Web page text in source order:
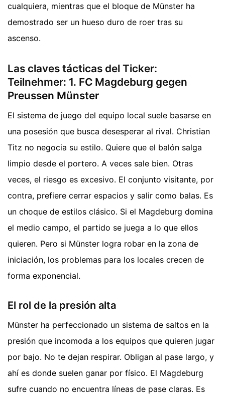
cualquiera, mientras que el bloque de Münster ha
demostrado ser un hueso duro de roer tras su
ascenso.
Las claves tácticas del Ticker:
Teilnehmer: 1. FC Magdeburg gegen
Preussen Münster
El sistema de juego del equipo local suele basarse en
una posesión que busca desesperar al rival. Christian
Titz no negocia su estilo. Quiere que el balón salga
limpio desde el portero. A veces sale bien. Otras
veces, el riesgo es excesivo. El conjunto visitante, por
contra, prefiere cerrar espacios y salir como balas. Es
un choque de estilos clásico. Si el Magdeburg domina
el medio campo, el partido se juega a lo que ellos
quieren. Pero si Münster logra robar en la zona de
iniciación, los problemas para los locales crecen de
forma exponencial.
El rol de la presión alta
Münster ha perfeccionado un sistema de saltos en la
presión que incomoda a los equipos que quieren jugar
por bajo. No te dejan respirar. Obligan al pase largo, y
ahí es donde suelen ganar por físico. El Magdeburg
sufre cuando no encuentra líneas de pase claras. Es